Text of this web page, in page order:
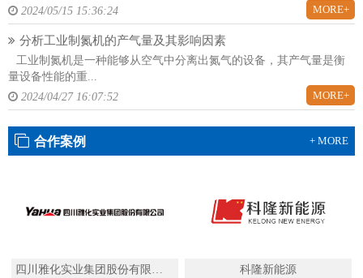
2024/05/15 15:36:24
MORE+
分析工业制氮机的产气量及其影响因素
工业制氮机是一种能够从空气中分离出氮气的设备，其产气量是衡
量设备性能的重...
2024/04/27 16:07:52
MORE+
合作案例 + MORE
科隆新能源